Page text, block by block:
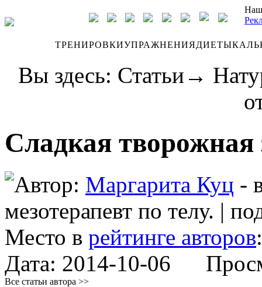
ТРЕНИРОВКИУПРАЖНЕНИЯДИЕТЫ
Вы здесь: Статьи →
Сладкая творожная
Автор: Маргарита Куц -
мезотерапевт по телу. |
Место в рейтинге авторов
Дата: 2014-10-06
Все статьи автора >>